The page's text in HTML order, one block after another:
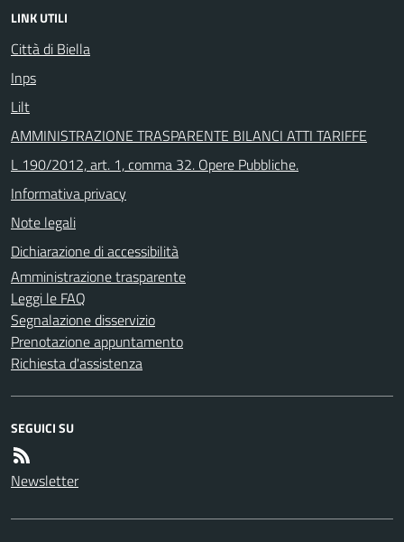
LINK UTILI
Città di Biella
Inps
Lilt
AMMINISTRAZIONE TRASPARENTE BILANCI ATTI TARIFFE
L 190/2012, art. 1, comma 32. Opere Pubbliche.
Informativa privacy
Note legali
Dichiarazione di accessibilità
Amministrazione trasparente
Leggi le FAQ
Segnalazione disservizio
Prenotazione appuntamento
Richiesta d'assistenza
SEGUICI SU
Newsletter